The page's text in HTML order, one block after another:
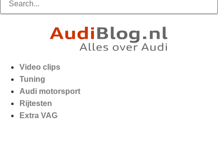
Video clips
Tuning
Audi motorsport
Rijtesten
Extra VAG